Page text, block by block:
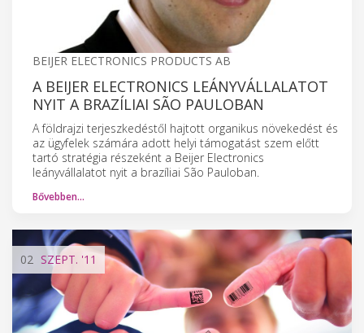
BEIJER ELECTRONICS PRODUCTS AB
A BEIJER ELECTRONICS LEÁNYVÁLLALATOT
NYIT A BRAZÍLIAI SÃO PAULOBAN
A földrajzi terjeszkedéstől hajtott organikus növekedést és
az ügyfelek számára adott helyi támogatást szem előtt
tartó stratégia részeként a Beijer Electronics
leányvállalatot nyit a brazíliai São Pauloban.
Bővebben…
02 SZEPT. '11